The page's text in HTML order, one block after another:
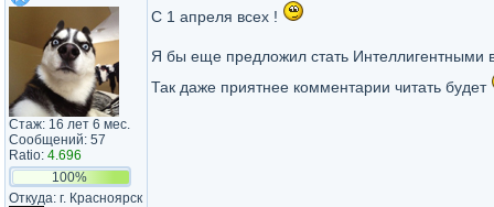
Стаж: 16 лет 6 мес.
Сообщений: 57
Ratio: 4.696
100%
Откуда: г. Красноярск
С 1 апреля всех !
Я бы еще предложил стать Интеллигентными
Так даже приятнее комментарии читать будет